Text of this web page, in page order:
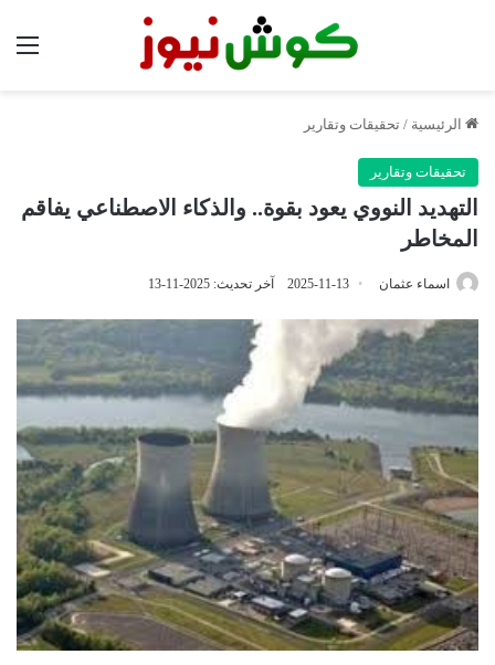
الرئيسية / تحقيقات وتقارير
تحقيقات وتقارير
التهديد النووي يعود بقوة.. والذكاء الاصطناعي يفاقم
المخاطر
اسماء عثمان 2025-11-13 آخر تحديث: 2025-11-13